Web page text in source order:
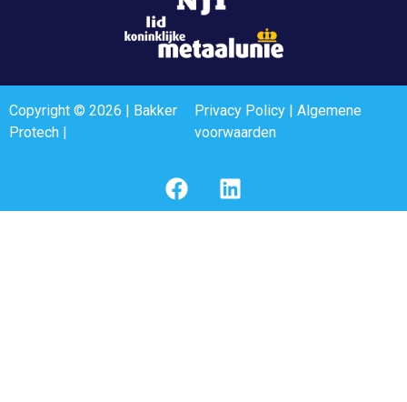
Copyright © 2026 | Bakker
Protech |
Privacy Policy| Algemene
voorwaarden